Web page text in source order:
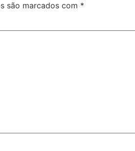
são marcados com *